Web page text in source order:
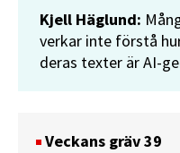
Kjell Häglund:
verkar inte förstå
deras texter är AI-
Veckans gräv 39